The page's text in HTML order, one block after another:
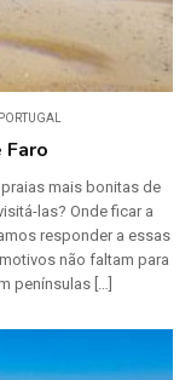
PORTUGAL
Faro
mais bonitas de
las? Onde ficar a
responder a essas
não faltam para
penínsulas […]